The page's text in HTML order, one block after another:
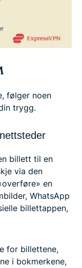
følger noen
trygg.
billett til en
via den
en
WhatsApp
billettappen,
for billettene,
i bokmerkene,